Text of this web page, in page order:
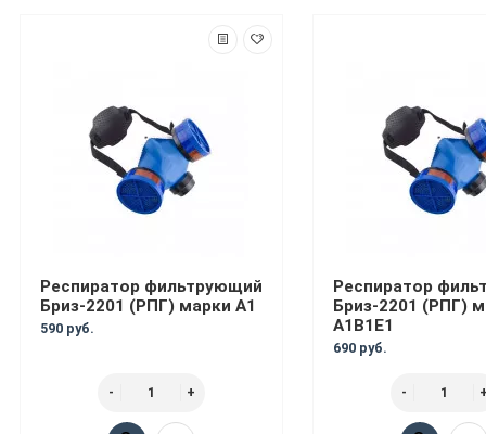
Респиратор фильтрующий
Бриз-2201 (РПГ) марки А1
590 руб.
Респиратор
Бриз-2201 (РПГ)
А1В1Е1
690 руб.